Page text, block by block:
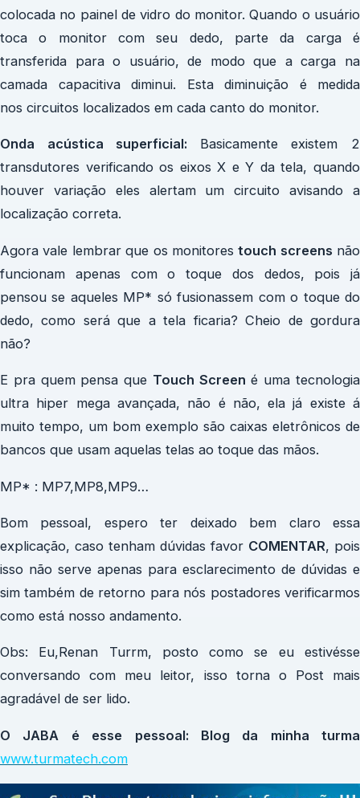
colocada no painel de vidro do monitor. Quando o usuário
toca o monitor com seu dedo, parte da carga é
transferida para o usuário, de modo que a carga na
camada capacitiva diminui. Esta diminuição é medida
nos circuitos localizados em cada canto do monitor.
Onda acústica superficial: Basicamente existem 2
transdutores verificando os eixos X e Y da tela, quando
houver variação eles alertam um circuito avisando a
localização correta.
Agora vale lembrar que os monitorestouch screens não
funcionam apenas com o toque dos dedos, pois já
pensou se aqueles MP* só fusionassem com o toque do
dedo, como será que a tela ficaria? Cheio de gordura
não?
E pra quem pensa que Touch Screen é uma tecnologia
ultra hiper mega avançada, não é não, ela já existe á
muito tempo, um bom exemplo são caixas eletrônicos de
bancos que usam aquelas telas ao toque das mãos.
MP* : MP7,MP8,MP9…
Bom pessoal, espero ter deixado bem claro essa
explicação, caso tenham dúvidas favor COMENTAR, pois
isso não serve apenas para esclarecimento de dúvidas e
sim também de retorno para nós postadores verificarmos
como está nosso andamento.
Obs: Eu,Renan Turrm, posto como se eu estivésse
conversando com meu leitor, isso torna o Post mais
agradável de ser lido.
O JABA é esse pessoal: Blog da minha turma
www.turmatech.com